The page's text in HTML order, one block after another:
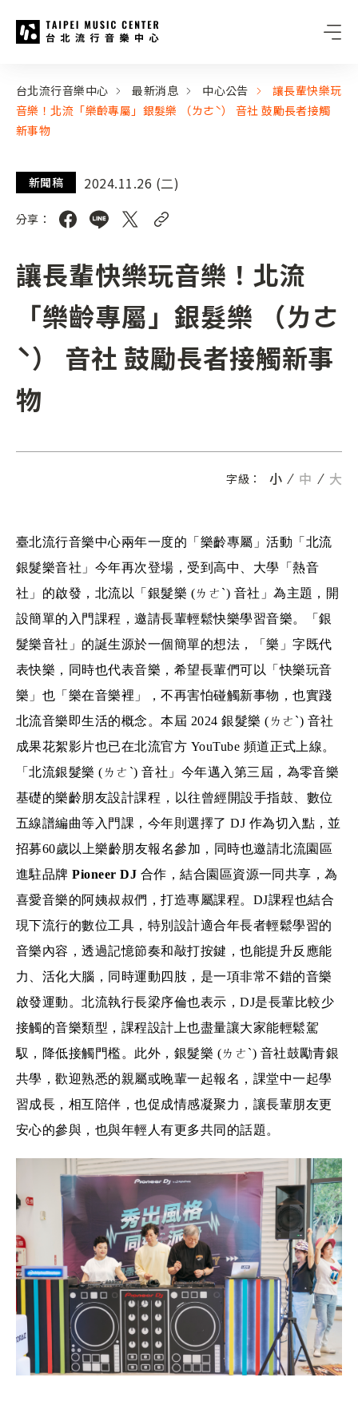
:::
台北流行音樂中心 最新消息 中心公告
讓長輩快樂玩
音樂！北流「樂齡專屬」銀髮樂 （ㄌㄜˋ） 音社 鼓勵長者接觸
新事物
新聞稿 2024.11.26 (二)
分享：
讓長輩快樂玩音樂！北流
「樂齡專屬」銀髮樂 （ㄌㄜ
ˋ） 音社 鼓勵長者接觸新事
物
字級： 小 中 大
臺北流行音樂中心兩年一度的「樂齡專屬」活動「北流
銀髮樂音社」今年再次登場，受到高中、大學「熱音
社」的啟發，北流以「銀髮樂 (ㄌㄜˋ) 音社」為主題，開
設簡單的入門課程，邀請長輩輕鬆快樂學習音樂。「銀
髮樂音社」的誕生源於一個簡單的想法，「樂」字既代
表快樂，同時也代表音樂，希望長輩們可以「快樂玩音
樂」也「樂在音樂裡」，不再害怕碰觸新事物，也實踐
北流音樂即生活的概念。本屆 2024 銀髮樂 (ㄌㄜˋ) 音社
成果花絮影片也已在北流官方 YouTube 頻道正式上線。
「北流銀髮樂 (ㄌㄜˋ) 音社」今年邁入第三屆，為零音樂
基礎的樂齡朋友設計課程⁣⁣，以往曾經開設手指鼓、數位
五線譜編曲等入門課，今年則選擇了 DJ 作為切入點，並
招募60歲以上樂齡朋友報名參加，同時也邀請北流園區
進駐品牌 Pioneer DJ 合作，結合園區資源一同共享，為
喜愛音樂的阿姨叔叔們，打造專屬課程。DJ課程也結合
現下流行的數位工具，特別設計適合年長者輕鬆學習的
音樂內容，透過記憶節奏和敲打按鍵，也能提升反應能
力、活化大腦，同時運動四肢，是一項非常不錯的音樂
啟發運動。北流執行長梁序倫也表示，DJ是長輩比較少
接觸的音樂類型，課程設計上也盡量讓大家能輕鬆駕
馭，降低接觸門檻。此外，銀髮樂 (ㄌㄜˋ) 音社鼓勵青銀
共學，歡迎熟悉的親屬或晚輩一起報名，課堂中一起學
習成長，相互陪伴，也促成情感凝聚力，讓長輩朋友更
安心的參與，也與年輕人有更多共同的話題。